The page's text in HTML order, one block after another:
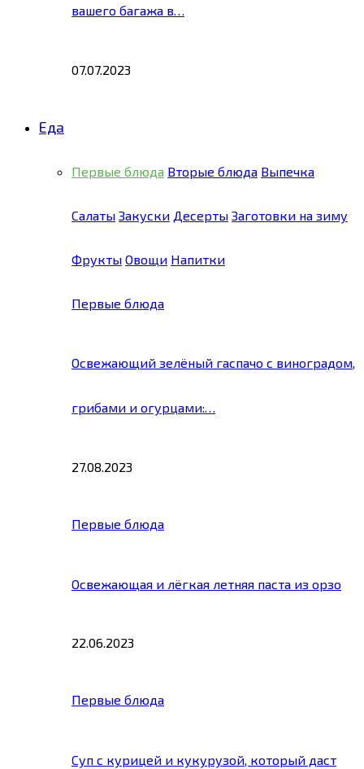
вашего багажа в…
07.07.2023
Еда
Первые блюда Вторые блюда Выпечка
Салаты Закуски Десерты Заготовки на зиму
Фрукты Овощи Напитки
Первые блюда
Освежающий зелёный гаспачо с виноградом,
грибами и огурцами:…
27.08.2023
Первые блюда
Освежающая и лёгкая летняя паста из орзо
22.06.2023
Первые блюда
Суп с курицей и кукурузой, который даст